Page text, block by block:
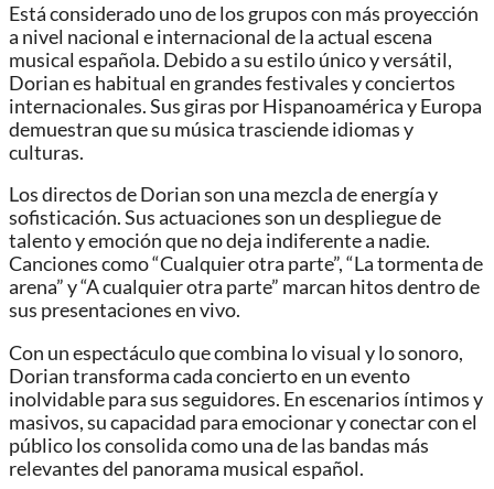
Está considerado uno de los grupos con más proyección
a nivel nacional e internacional de la actual escena
musical española. Debido a su estilo único y versátil,
Dorian es habitual en grandes festivales y conciertos
internacionales. Sus giras por Hispanoamérica y Europa
demuestran que su música trasciende idiomas y
culturas.
Los directos de Dorian son una mezcla de energía y
sofisticación. Sus actuaciones son un despliegue de
talento y emoción que no deja indiferente a nadie.
Canciones como “Cualquier otra parte”, “La tormenta de
arena” y “A cualquier otra parte” marcan hitos dentro de
sus presentaciones en vivo.
Con un espectáculo que combina lo visual y lo sonoro,
Dorian transforma cada concierto en un evento
inolvidable para sus seguidores. En escenarios íntimos y
masivos, su capacidad para emocionar y conectar con el
público los consolida como una de las bandas más
relevantes del panorama musical español.